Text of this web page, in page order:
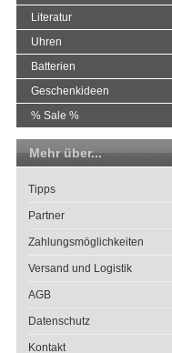
Literatur
Uhren
Batterien
Geschenkideen
% Sale %
Mehr über...
Tipps
Partner
Zahlungsmöglichkeiten
Versand und Logistik
AGB
Datenschutz
Kontakt